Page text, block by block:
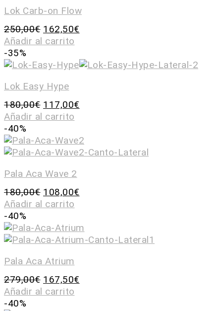
Lok Carb-on Flow
250,00€ 162,50€
Añadir al carrito
-35%
Lok Easy Hype
180,00€ 117,00€
Añadir al carrito
-40%
Pala Aca Wave 2
180,00€ 108,00€
Añadir al carrito
-40%
Pala Aca Atrium
279,00€ 167,50€
Añadir al carrito
-40%